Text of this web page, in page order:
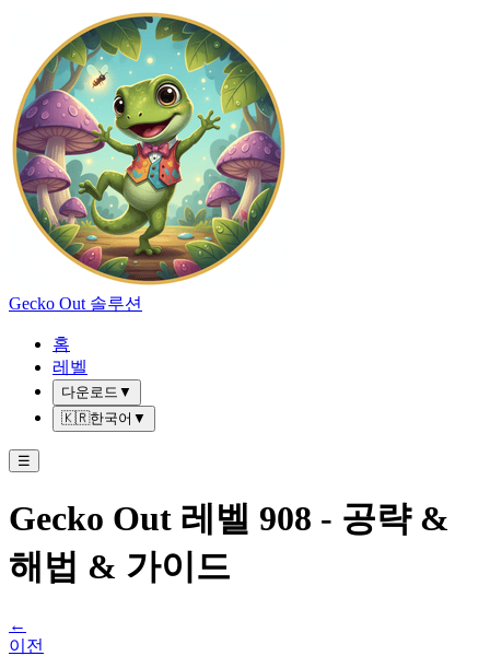
Gecko Out 솔루션
홈
레벨
다운로드 ▼
🇰🇷한국어 ▼
☰
Gecko Out 레벨 908 - 공략 &
해법 & 가이드
←
이전